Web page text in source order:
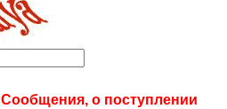
Сообщения, о поступлении